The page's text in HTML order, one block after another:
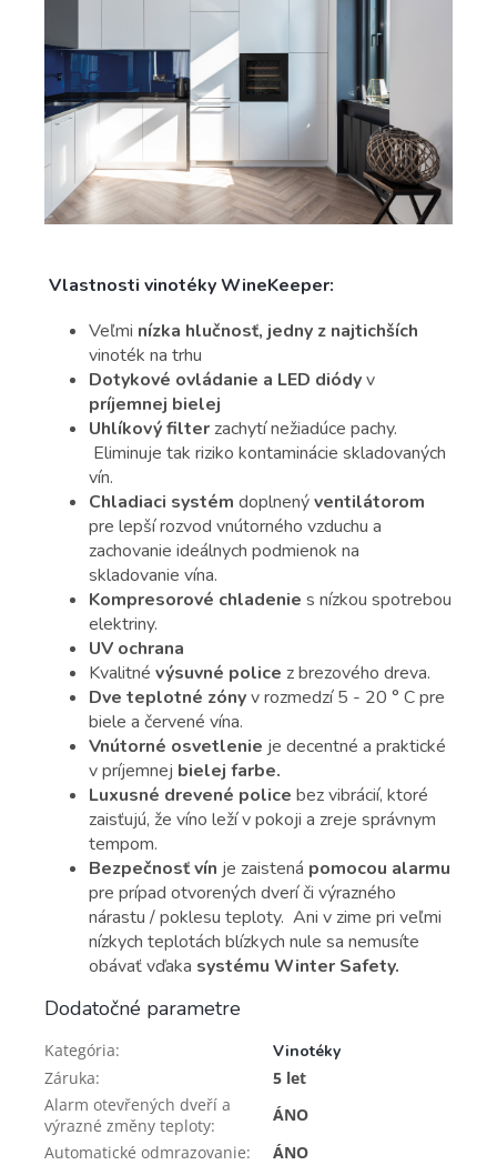
Vlastnosti vinotéky WineKeeper:
Veľmi nízka hlučnosť, jedny z najtichších
vinoték na trhu
Dotykové ovládanie a LED diódyv
príjemnej bielej
Uhlíkový filter zachytí nežiadúce pachy.
Eliminuje tak riziko kontaminácie skladovaných
vín.
Chladiaci systém doplnenýventilátorom
pre lepší rozvod vnútorného vzduchu a
zachovanie ideálnych podmienok na
skladovanie vína.
Kompresorové chladenie s nízkou spotrebou
elektriny.
UV ochrana
Kvalitné výsuvné police z brezového dreva.
Dve teplotné zónyv rozmedzí 5 - 20 ° C pre
biele a červené vína.
Vnútorné osvetlenie je decentné a praktické
v príjemnej bielej farbe.
Luxusné drevené police bez vibrácií, ktoré
zaisťujú, že víno leží v pokoji a zreje správnym
tempom.
Bezpečnosť vín je zaistená pomocou alarmu
pre prípad otvorených dverí či výrazného
nárastu / poklesu teploty. Ani v zime pri veľmi
nízkych teplotách blízkych nule sa nemusíte
obávať vďaka systému Winter Safety.
Dodatočné parametre
Kategória:
Vinotéky
Záruka:
5 let
Alarm otevřených dveří a
výrazné změny teploty:
ÁNO
Automatické odmrazovanie:
ÁNO